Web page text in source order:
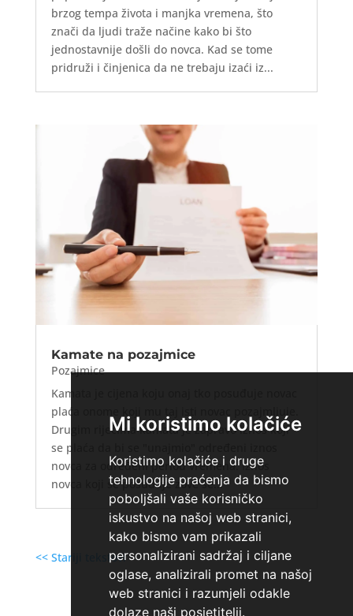
Mi koristimo kolačiće
Koristimo kolačiće i druge
tehnologije praćenja da bismo
poboljšali vaše korisničko
iskustvo na našoj web stranici,
kako bismo vam prikazali
personalizirani sadržaj i ciljane
oglase, analizirali promet na našoj
web stranici i razumjeli odakle
dolaze naši posjetitelji.
brzog tempa života i manjka vremena, što
znači da ljudi traže načine kako bi što
jednostavnije došli do novca. Kad se tome
pridruži i činjenica da ne trebaju izaći iz...
Kamate na pozajmice
Pozajmice
Kamata je cijena koju onaj tko posuđuje novac
plaća onome koji mu taj isti novac pozajmljuje.
Drugim riječima kamata je zapravo iznos koji
se plaća da bi se "unajmio" određeni iznos
novca za određeni period vremena. Iznos
novca koji se posuđuje zove se...
<< Stariji tekstovi